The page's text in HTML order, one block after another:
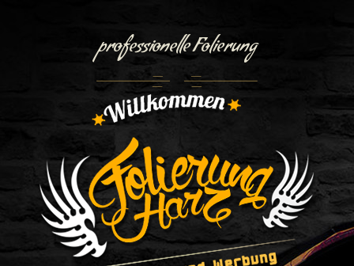
professionelle Folierung